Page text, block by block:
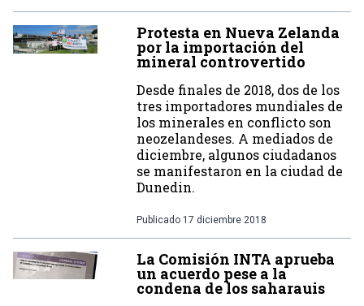
Protesta en Nueva Zelanda
por la importación del
mineral controvertido
Desde finales de 2018, dos de los
tres importadores mundiales de
los minerales en conflicto son
neozelandeses. A mediados de
diciembre, algunos ciudadanos
se manifestaron en la ciudad de
Dunedin.
Publicado 17 diciembre 2018
La Comisión INTA aprueba
un acuerdo pese a la
condena de los saharauis